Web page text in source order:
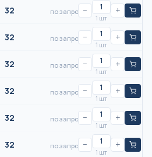
32 по запросу−
1 шт
+
32 по запросу−
1 шт
+
32 по запросу−
1 шт
+
32 по запросу−
1 шт
+
32 по запросу−
1 шт
+
32 по запросу−
1 шт
+